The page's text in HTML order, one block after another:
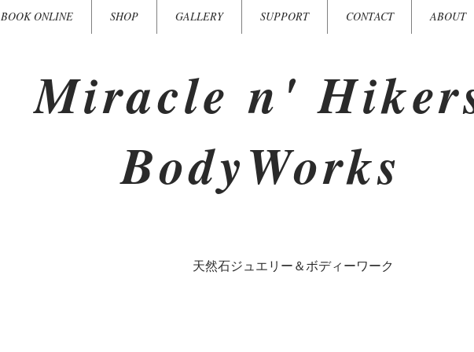
BOOK ONLINE SHOP GALLERY SUPPORT CONTACT ABOUT
​天然石ジュエリー＆ボディーワーク
Miracle n'
BodyWorks